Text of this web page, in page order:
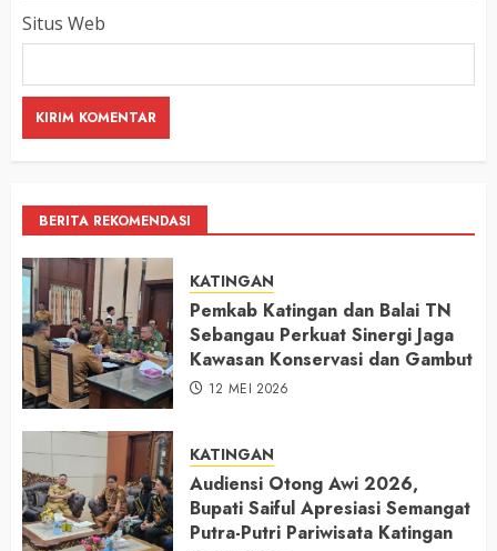
Situs Web
BERITA REKOMENDASI
KATINGAN
Pemkab Katingan dan Balai TN
Sebangau Perkuat Sinergi Jaga
Kawasan Konservasi dan Gambut
12 MEI 2026
KATINGAN
Audiensi Otong Awi 2026,
Bupati Saiful Apresiasi Semangat
Putra-Putri Pariwisata Katingan